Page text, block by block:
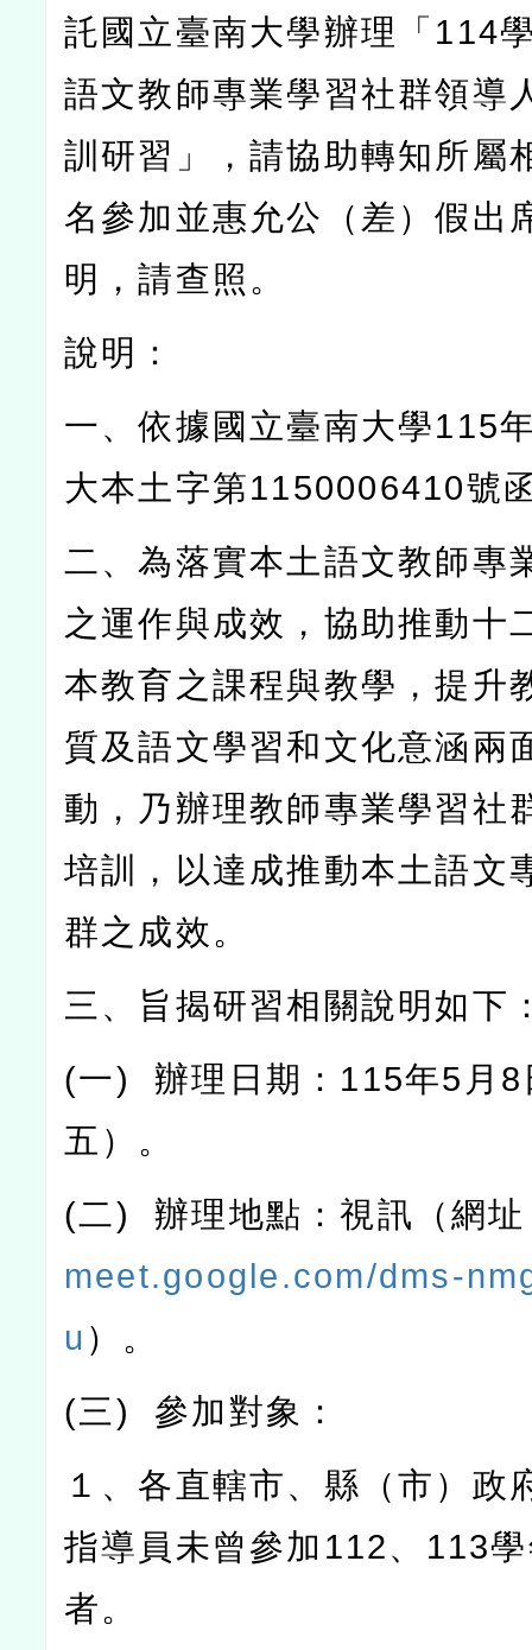
託國立臺南大學辦理「 114
語文教師專業學習社群領導
訓研習」，請協助轉知所屬
名參加並惠允公（差）假出
明，請查照。
說明：
一、依據國立臺南大學115
大本土字第1150006410號
二、為落實本土語文教師專
之運作與成效，協助推動十
本教育之課程與教學，提升
質及語文學習和文化意涵兩
動，乃辦理教師專業學習社
培訓，以達成推動本土語文
群之成效。
三、旨揭研習相關說明如下
(一)辦理日期： 115年5 月 8
五）。
(二)辦理地點：視訊（網
meet.google.com/dms-
u ）。
(三) 參加對象：
１、各直轄市、縣（市）政
指導員未曾參加 112、 113
者。